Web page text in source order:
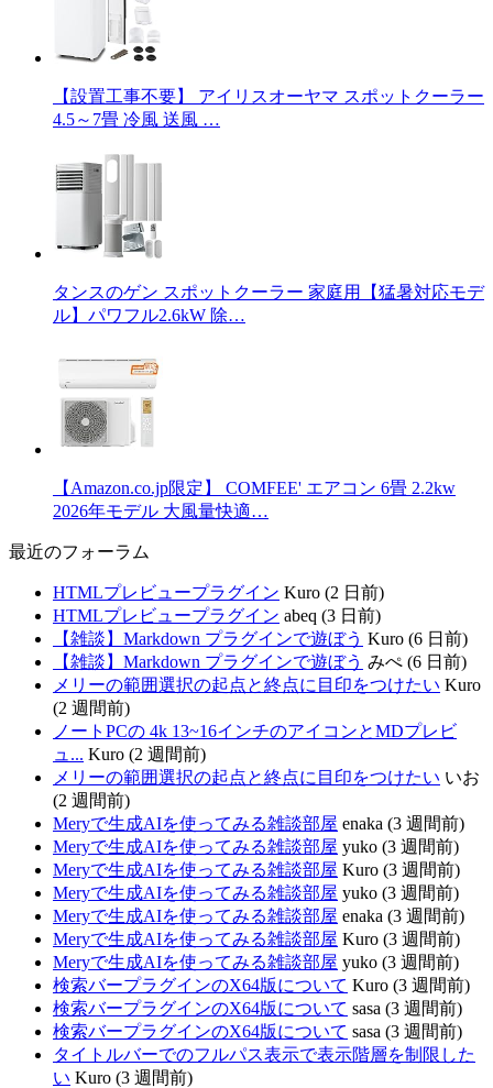
【設置工事不要】 アイリスオーヤマ スポットクーラー
4.5～7畳 冷風 送風 …
タンスのゲン スポットクーラー 家庭用【猛暑対応モデ
ル】パワフル2.6kW 除…
【Amazon.co.jp限定】 COMFEE' エアコン 6畳 2.2kw
2026年モデル 大風量快適…
最近のフォーラム
HTMLプレビュープラグイン Kuro (2 日前)
HTMLプレビュープラグイン abeq (3 日前)
【雑談】Markdown プラグインで遊ぼう Kuro (6 日前)
【雑談】Markdown プラグインで遊ぼう みぺ (6 日前)
メリーの範囲選択の起点と終点に目印をつけたい Kuro
(2 週間前)
ノートPCの 4k 13~16インチのアイコンとMDプレビ
ュ... Kuro (2 週間前)
メリーの範囲選択の起点と終点に目印をつけたい いお
(2 週間前)
Meryで生成AIを使ってみる雑談部屋 enaka (3 週間前)
Meryで生成AIを使ってみる雑談部屋 yuko (3 週間前)
Meryで生成AIを使ってみる雑談部屋 Kuro (3 週間前)
Meryで生成AIを使ってみる雑談部屋 yuko (3 週間前)
Meryで生成AIを使ってみる雑談部屋 enaka (3 週間前)
Meryで生成AIを使ってみる雑談部屋 Kuro (3 週間前)
Meryで生成AIを使ってみる雑談部屋 yuko (3 週間前)
検索バープラグインのX64版について Kuro (3 週間前)
検索バープラグインのX64版について sasa (3 週間前)
検索バープラグインのX64版について sasa (3 週間前)
タイトルバーでのフルパス表示で表示階層を制限した
い Kuro (3 週間前)